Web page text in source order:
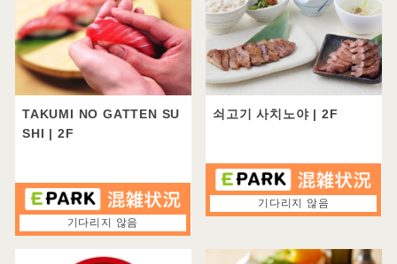
야키니쿠・호르몬
라면
카레
패스트 푸드
기타
바닥별
2F
점심
~1000엔
~2000엔
~3000엔
~4000엔
4001엔~
~1000엔
~2000엔
TAKUMI NO GATTEN SU
SHI | 2F
기다리지 않음
쇠고기 사치노야 | 2F
기다리지 않음